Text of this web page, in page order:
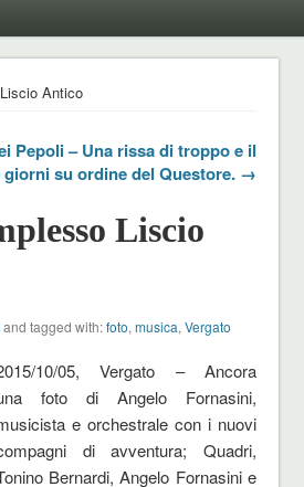
Antico
Pepoli – Una rissa di troppo e il
giorni su ordine del Questore. →
Liscio
and tagged with:foto, musica, Vergato
10/05, Vergato – Ancora
foto di Angelo Fornasini,
e orchestrale con i nuovi
di avventura; Quadri,
Bernardi, Angelo Fornasini e